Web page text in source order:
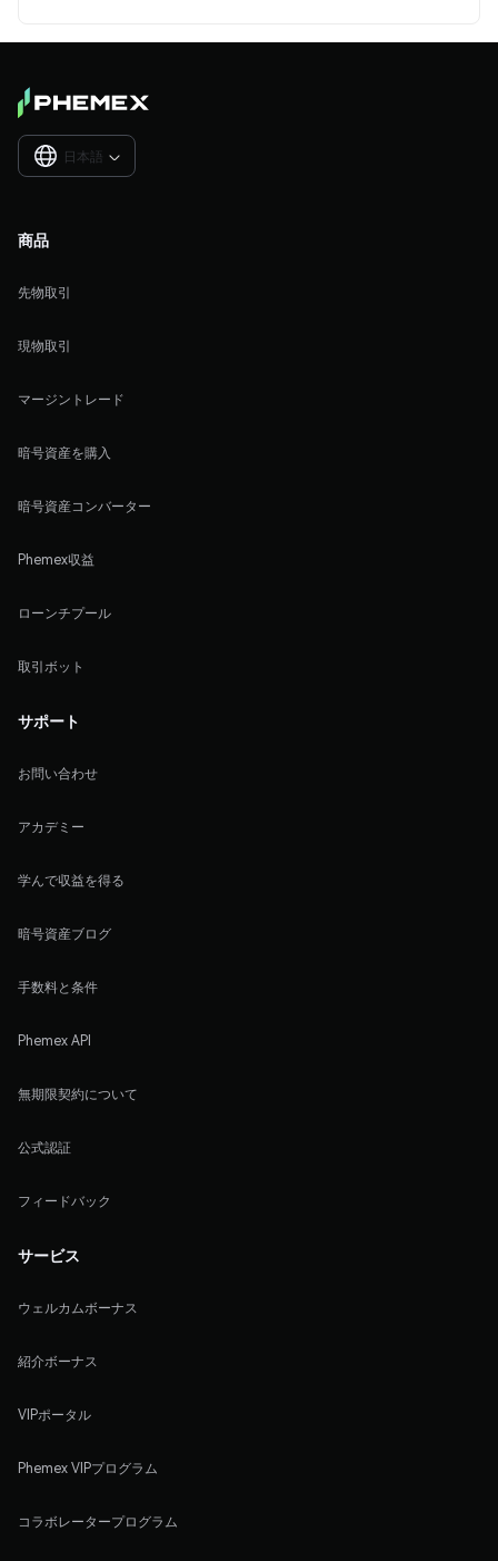
日本語 
商品
先物取引
現物取引
マージントレード
暗号資産を購入
暗号資産コンバーター
Phemex収益
ローンチプール
取引ボット
サポート
お問い合わせ
アカデミー
学んで収益を得る
暗号資産ブログ
手数料と条件
Phemex API
無期限契約について
公式認証
フィードバック
サービス
ウェルカムボーナス
紹介ボーナス
VIPポータル
Phemex VIPプログラム
コラボレータープログラム